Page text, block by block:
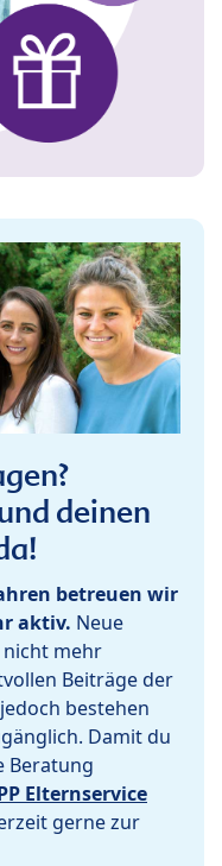
deinen
betreuen wir
aktiv. Neue
mehr
Beiträge der
bestehen
Damit du
Beratung
Elternservice
gerne zur